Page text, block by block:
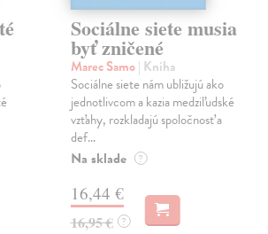
Sociálne siete musia
byť zničené
Marec Samo| Kniha
Sociálne siete nám ubližujú ako
jednotlivcom a kazia medziľudské
vzťahy, rozkladajú spoločnosť a
def...
Na sklade ?
16,44 €
16,95 € ?